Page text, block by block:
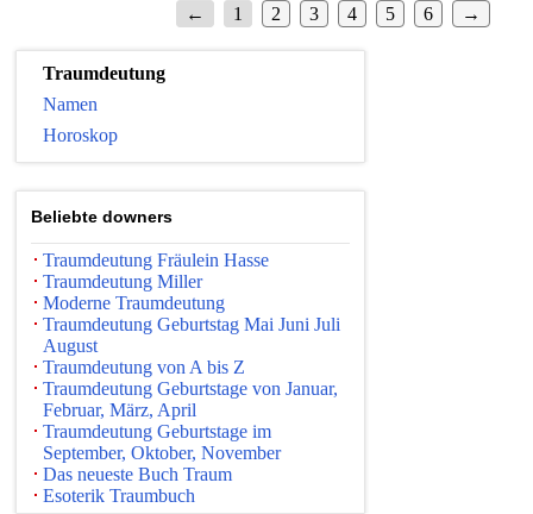
← 1 2 3 4 5 6 →
Traumdeutung
Namen
Horoskop
Beliebte downers
Traumdeutung Fräulein Hasse
Traumdeutung Miller
Moderne Traumdeutung
Traumdeutung Geburtstag Mai Juni Juli
August
Traumdeutung von A bis Z
Traumdeutung Geburtstage von Januar,
Februar, März, April
Traumdeutung Geburtstage im
September, Oktober, November
Das neueste Buch Traum
Esoterik Traumbuch